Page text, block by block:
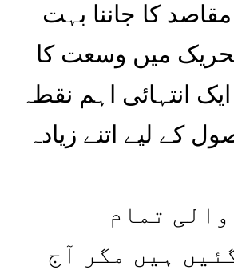
کا جاننا بہت
میں وسعت کا
انتہائی اہم نقطہ
کے لیے اتنے زیادہ
تمام
سے لے کر آج تک ۱۴ صدیا ں ہوگئیں ہیں مگر آج